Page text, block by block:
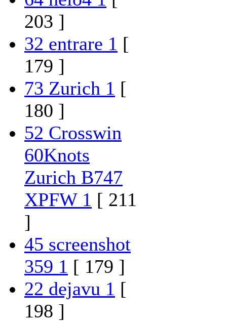
203 ]
32 entrare 1 [
179 ]
73 Zurich 1 [
180 ]
52 Crosswin
60Knots
Zurich B747
XPFW 1 [ 211
]
45 screenshot
359 1 [ 179 ]
22 dejavu 1 [
198 ]